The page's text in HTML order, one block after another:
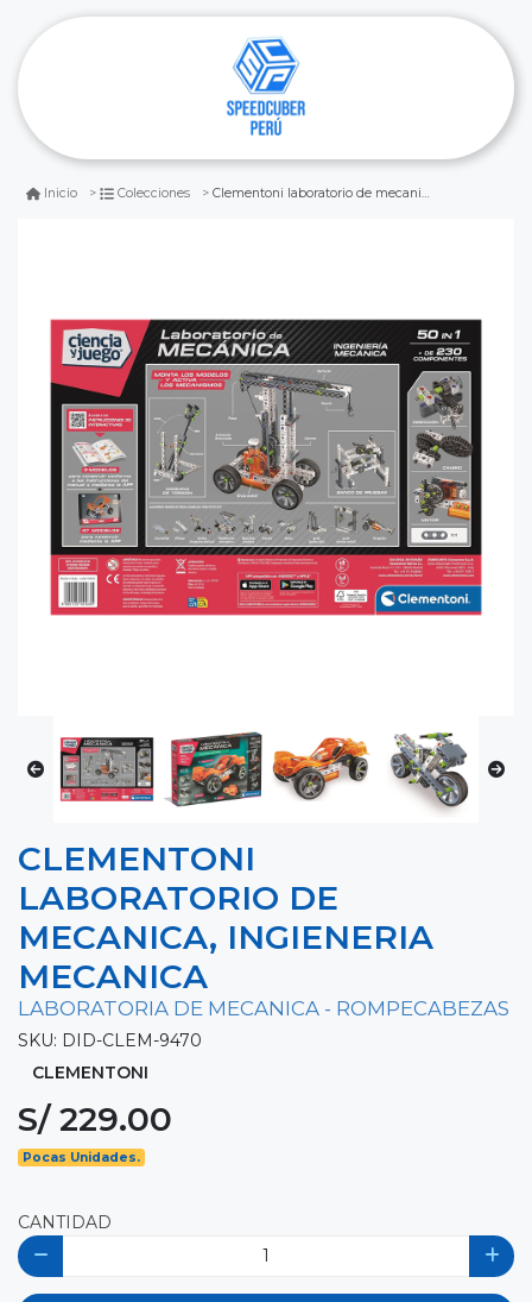
Inicio Colecciones Clementoni laboratorio de mecanica, ingieneria mecanica
CLEMENTONI
LABORATORIO DE
MECANICA, INGIENERIA
MECANICA
LABORATORIA DE MECANICA - ROMPECABEZAS
SKU: DID-CLEM-9470
CLEMENTONI
S/ 229.00
Pocas Unidades.
CANTIDAD